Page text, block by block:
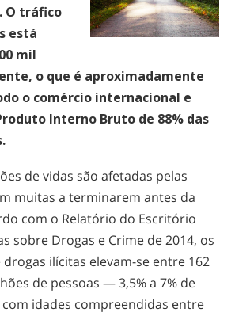
O tráfico
está
mil
o que é aproximadamente
o comércio internacional e
Interno Bruto de 88% das
de vidas são afetadas pelas
muitas a terminarem antes da
com o Relatório do Escritório
sobre Drogas e Crime de 2014, os
ilícitas elevam-se entre 162
de pessoas — 3,5% a 7% de
idades compreendidas entre